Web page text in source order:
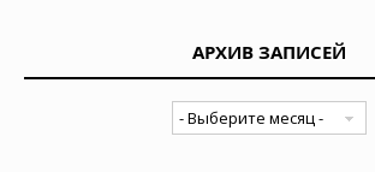
АРХИВ ЗАПИСЕЙ